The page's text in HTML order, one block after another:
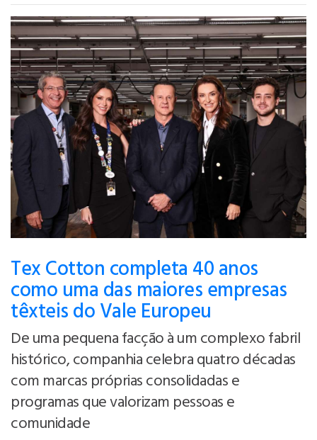
Tex Cotton completa 40 anos
como uma das maiores empresas
têxteis do Vale Europeu
De uma pequena facção à um complexo fabril
histórico, companhia celebra quatro décadas
com marcas próprias consolidadas e
programas que valorizam pessoas e
comunidade